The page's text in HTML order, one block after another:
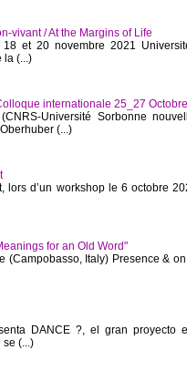
vivant / At the Margins of Life
18 et 20 novembre 2021
la (...)
internationale 25_27
Université Sorbonne
(...)
lors d’un workshop le 6 octobre
for an Old Word"
(Campobasso, Italy) Presence &
DANCE ?, el gran proyecto
(...)